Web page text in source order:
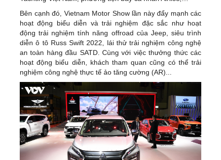
Bên cạnh đó, Vietnam Motor Show lần này đẩy mạnh các
hoạt động biểu diễn và trải nghiệm đặc sắc như hoạt
động trải nghiệm tính năng offroad của Jeep, siêu trình
diễn ô tô Russ Swift 2022, lái thử trải nghiệm công nghệ
an toàn hàng đầu SATD. Cùng với việc thưởng thức các
hoạt động biểu diễn, khách tham quan cũng có thể trải
nghiệm công nghệ thực tế ảo tăng cường (AR)...